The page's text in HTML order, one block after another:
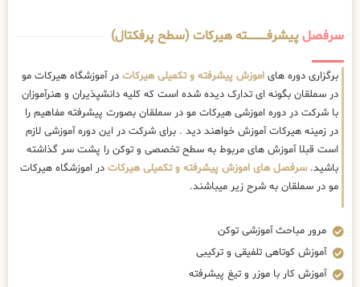
سرفصلپیشرفــــــــــــته هیرکات (سطح پرفکتال)
برگزاری دوره های اموزش پیشرفته و تکمیلی هیرکات در آموزشگاه هیرکات مو
در سملقان بگونه ای تدارک دیده شده است که کلیه دانشپذیران و هنرآموزان
با شرکت در دوره اموزشی هیرکات مو در سملقان بصورت پیشرفته مفاهیم را
در زمینه هیرکات آموزش خواهند دید . برای شرکت در این دوره آموزشی لازم
است قبلا آموزش های مربوط به سطح تخصصی و توکن را پشت سر گذاشته
باشید.سرفصل های اموزش پیشرفته و تکمیلی هیرکات در اموزشگاه هیرکات
مو در سملقان به شرح زیر میباشند.
مرور مباحث آموزشی توکن
آموزش کوتاهی تلفیقی و ترکیبی
آموزش کار با موزر و تیغ پیشرفته